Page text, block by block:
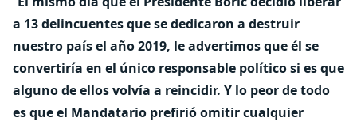
a 13 delincuentes que se dedicaron a destruir
nuestro país el año 2019, le advertimos que él se
convertiría en el único responsable político si es que
alguno de ellos volvía a reincidir. Y lo peor de todo
es que el Mandatario prefirió omitir cualquier